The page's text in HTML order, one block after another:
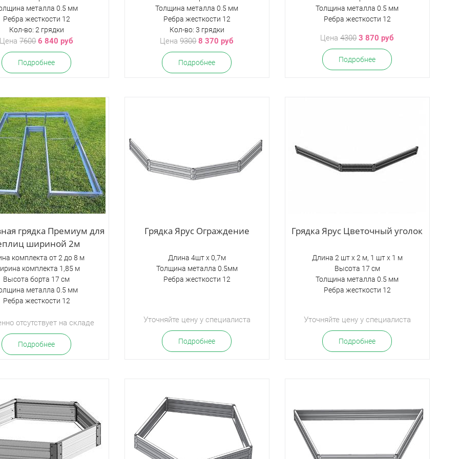
металла 0.5 мм
Ребра жесткости 12
Кол-во: 2 грядки
Цена7600 6 840 руб
Подробнее
Толщина металла 0.5 мм
Ребра жесткости 12
Кол-во: 3 грядки
Цена9300 8 370 руб
Подробнее
Толщина металла 0.5 мм
Ребра жесткости 12
Цена4300 3 870 руб
Подробнее
грядка Премиум для
шириной 2м
комплекта от 2 до 8 м
комплекта 1,85 м
Высота борта 17 см
металла 0.5 мм
Ребра жесткости 12
отсутствует на складе
Подробнее
Грядка Ярус Ограждение
Длина 4шт х 0,7м
Толщина металла 0.5мм
Ребра жесткости 12
Уточняйте цену у специалиста
Подробнее
Грядка Ярус Цветочный уголок
Длина 2 шт х 2 м, 1 шт х 1 м
Высота 17 см
Толщина металла 0.5 мм
Ребра жесткости 12
Уточняйте цену у специалиста
Подробнее